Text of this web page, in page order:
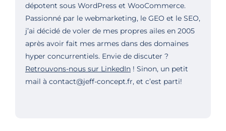
dépotent sous WordPress et WooCommerce.
Passionné par le webmarketing, le GEO et le SEO,
j’ai décidé de voler de mes propres ailes en 2005
après avoir fait mes armes dans des domaines
hyper concurrentiels. Envie de discuter ?
Retrouvons-nous sur LinkedIn! Sinon, un petit
mail à contact@jeff-concept.fr, et c’est parti!